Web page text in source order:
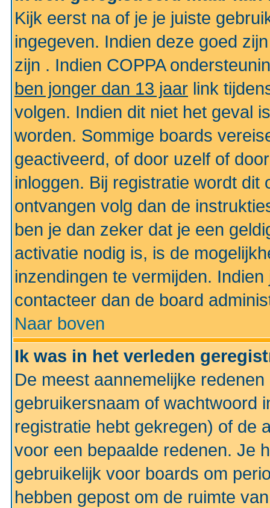
Kijk eerst na of je je juiste
ingegeven. Indien deze goed
zijn . Indien COPPA
ben jonger dan 13 jaar link
volgen. Indien dit niet het geval
worden. Sommige boards
geactiveerd, of door uzelf of
inloggen. Bij registratie wordt dit
ontvangen volg dan de
ben je dan zeker dat je een
activatie nodig is, is de
inzendingen te vermijden.
contacteer dan de board
Naar boven
Ik was in het verleden
De meest aannemelijke
gebruikersnaam of wachtwoord
registratie hebt gekregen) of de
voor een bepaalde redenen. Je
gebruikelijk voor boards om
hebben gepost om de ruimte